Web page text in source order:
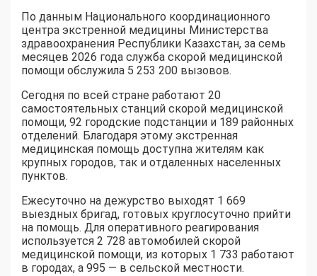
По данным Национального координационного
центра экстренной медицины Министерства
здравоохранения Республики Казахстан, за семь
месяцев 2026 года служба скорой медицинской
помощи обслужила 5 253 200 вызовов.
Сегодня по всей стране работают 20
самостоятельных станций скорой медицинской
помощи, 92 городские подстанции и 189 районных
отделений. Благодаря этому экстренная
медицинская помощь доступна жителям как
крупных городов, так и отдаленных населенных
пунктов.
Ежесуточно на дежурство выходят 1 669
выездных бригад, готовых круглосуточно прийти
на помощь. Для оперативного реагирования
используется 2 728 автомобилей скорой
медицинской помощи, из которых 1 733 работают
в городах, а 995 — в сельской местности.